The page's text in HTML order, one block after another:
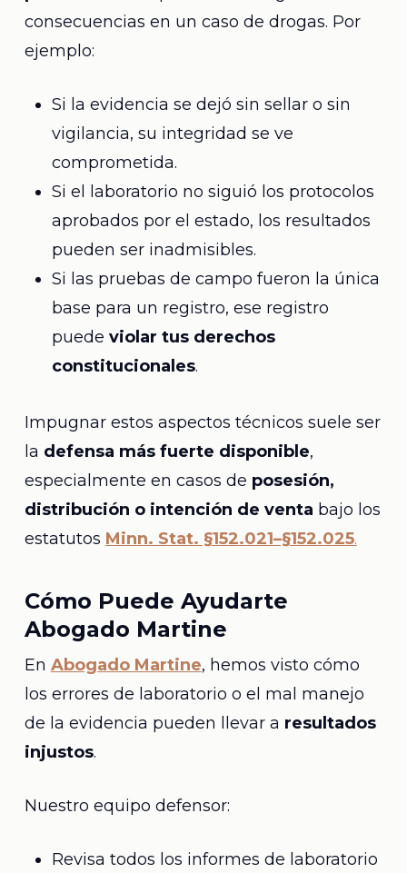
consecuencias en un caso de drogas. Por
ejemplo:
Si la evidencia se dejó sin sellar o sin
vigilancia, su integridad se ve
comprometida.
Si el laboratorio no siguió los protocolos
aprobados por el estado, los resultados
pueden ser inadmisibles.
Si las pruebas de campo fueron la única
base para un registro, ese registro
puede violar tus derechos
constitucionales.
Impugnar estos aspectos técnicos suele ser
la defensa más fuerte disponible,
especialmente en casos de posesión,
distribución o intención de venta bajo los
estatutos Minn. Stat. §152.021–§152.025.
Cómo Puede Ayudarte
Abogado Martine
En Abogado Martine, hemos visto cómo
los errores de laboratorio o el mal manejo
de la evidencia pueden llevar a resultados
injustos.
Nuestro equipo defensor:
Revisa todos los informes de laboratorio